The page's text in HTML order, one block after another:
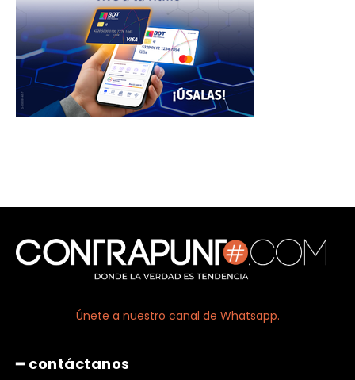
Únete a nuestro canal de Whatsapp.
━ contáctanos